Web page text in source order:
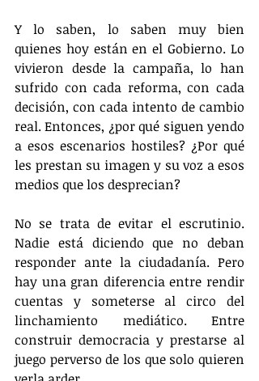
Y lo saben, lo saben muy bien
quienes hoy están en el Gobierno. Lo
vivieron desde la campaña, lo han
sufrido con cada reforma, con cada
decisión, con cada intento de cambio
real. Entonces, ¿por qué siguen yendo
a esos escenarios hostiles? ¿Por qué
les prestan su imagen y su voz a esos
medios que los desprecian?
No se trata de evitar el escrutinio.
Nadie está diciendo que no deban
responder ante la ciudadanía. Pero
hay una gran diferencia entre rendir
cuentas y someterse al circo del
linchamiento mediático. Entre
construir democracia y prestarse al
juego perverso de los que solo quieren